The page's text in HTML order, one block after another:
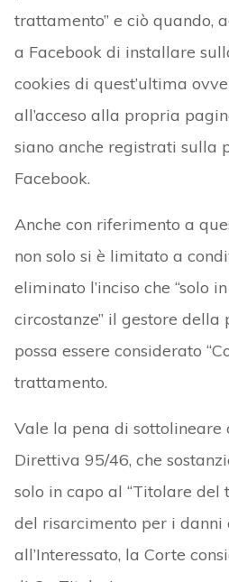
trattamento” e ciò quando,
a Facebook di installare
cookies di quest’ultima
all’acceso alla propria
siano anche registrati sulla
Facebook.
Anche con riferimento a
non solo si è limitato a
eliminato l’inciso che “solo
circostanze” il gestore della
possa essere considerato
trattamento.
Vale la pena di sottolineare
Direttiva 95/46, che
solo in capo al “Titolare del
del risarcimento per i danni
all’Interessato, la Corte